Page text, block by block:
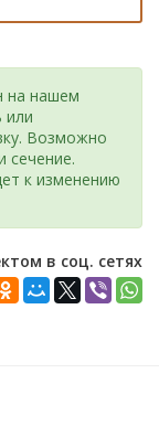
на нашем
или
Возможно
сечение.
к изменению
в соц. сетях